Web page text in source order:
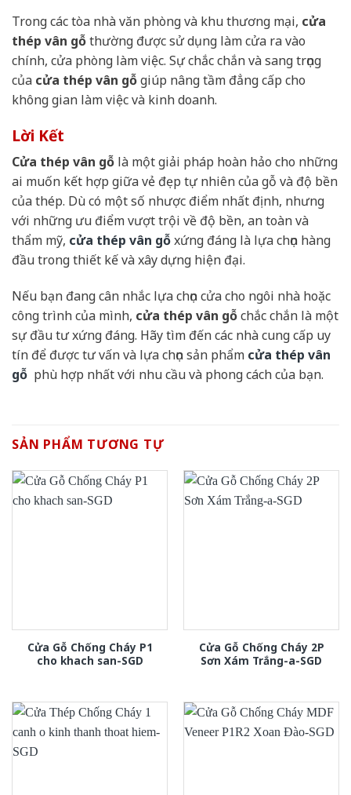
Trong các tòa nhà văn phòng và khu thương mại, cửa
thép vân gỗthường được sử dụng làm cửa ra vào
chính, cửa phòng làm việc. Sự chắc chắn và sang trọng
của cửa thép vân gỗgiúp nâng tầm đẳng cấp cho
không gian làm việc và kinh doanh.
Lời Kết
Cửa thép vân gỗ là một giải pháp hoàn hảo cho những
ai muốn kết hợp giữa vẻ đẹp tự nhiên của gỗ và độ bền
của thép. Dù có một số nhược điểm nhất định, nhưng
với những ưu điểm vượt trội về độ bền, an toàn và
thẩm mỹ, cửa thép vân gỗxứng đáng là lựa chọn hàng
đầu trong thiết kế và xây dựng hiện đại.
Nếu bạn đang cân nhắc lựa chọn cửa cho ngôi nhà hoặc
công trình của mình, cửa thép vân gỗchắc chắn là một
sự đầu tư xứng đáng. Hãy tìm đến các nhà cung cấp uy
tín để được tư vấn và lựa chọn sản phẩm cửa thép vân
gỗ phù hợp nhất với nhu cầu và phong cách của bạn.
SẢN PHẨM TƯƠNG TỰ
Cửa Gỗ Chống Cháy P1
cho khach san-SGD
Cửa Gỗ Chống Cháy 2P
Sơn Xám Trắng-a-SGD